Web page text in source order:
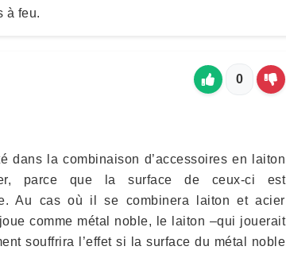
à feu.
0
dans la combinaison d’accessoires en laiton
parce que la surface de ceux-ci est
Au cas où il se combinera laiton et acier
comme métal noble, le laiton –qui jouerait
souffrira l’effet si la surface du métal noble